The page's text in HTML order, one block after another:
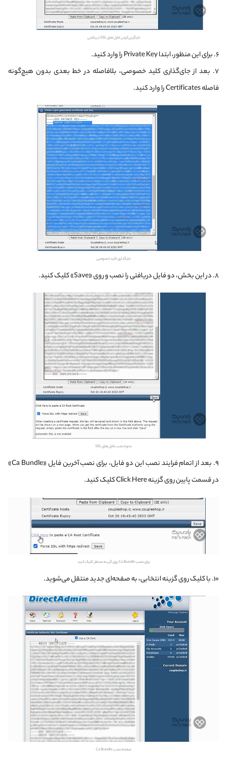
جایگزین‌کردن فایل‌های SSL دریافتی
۶. برای این منظور، ابتدا Private Key را وارد کنید.
۷. بعد از جای‌گذاری کلید خصوصی، بلافاصله در خط بعدی بدون هیچ‌گونه
فاصله Certificates را وارد کنید.
جایگذاری کلید خصوصی
۸. در این بخش، دو فایل دریافتی را نصب و روی «Save» کلیک کنید.
نحوه نصب فایل‌های SSL
۹. بعد از اتمام فرایند نصب این دو فایل، برای نصب آخرین فایل «Ca Bundle»
در قسمت پایین روی گزینه Click Here کلیک کنید.
برای نصب Ca Bundle روی گزینه مدنظر کلیک کنید
۱۰. با کلیک روی گزینه انتخابی، به صفحه‌ای جدید منتقل می‌شوید.
صفحه نصب Ca Bundle